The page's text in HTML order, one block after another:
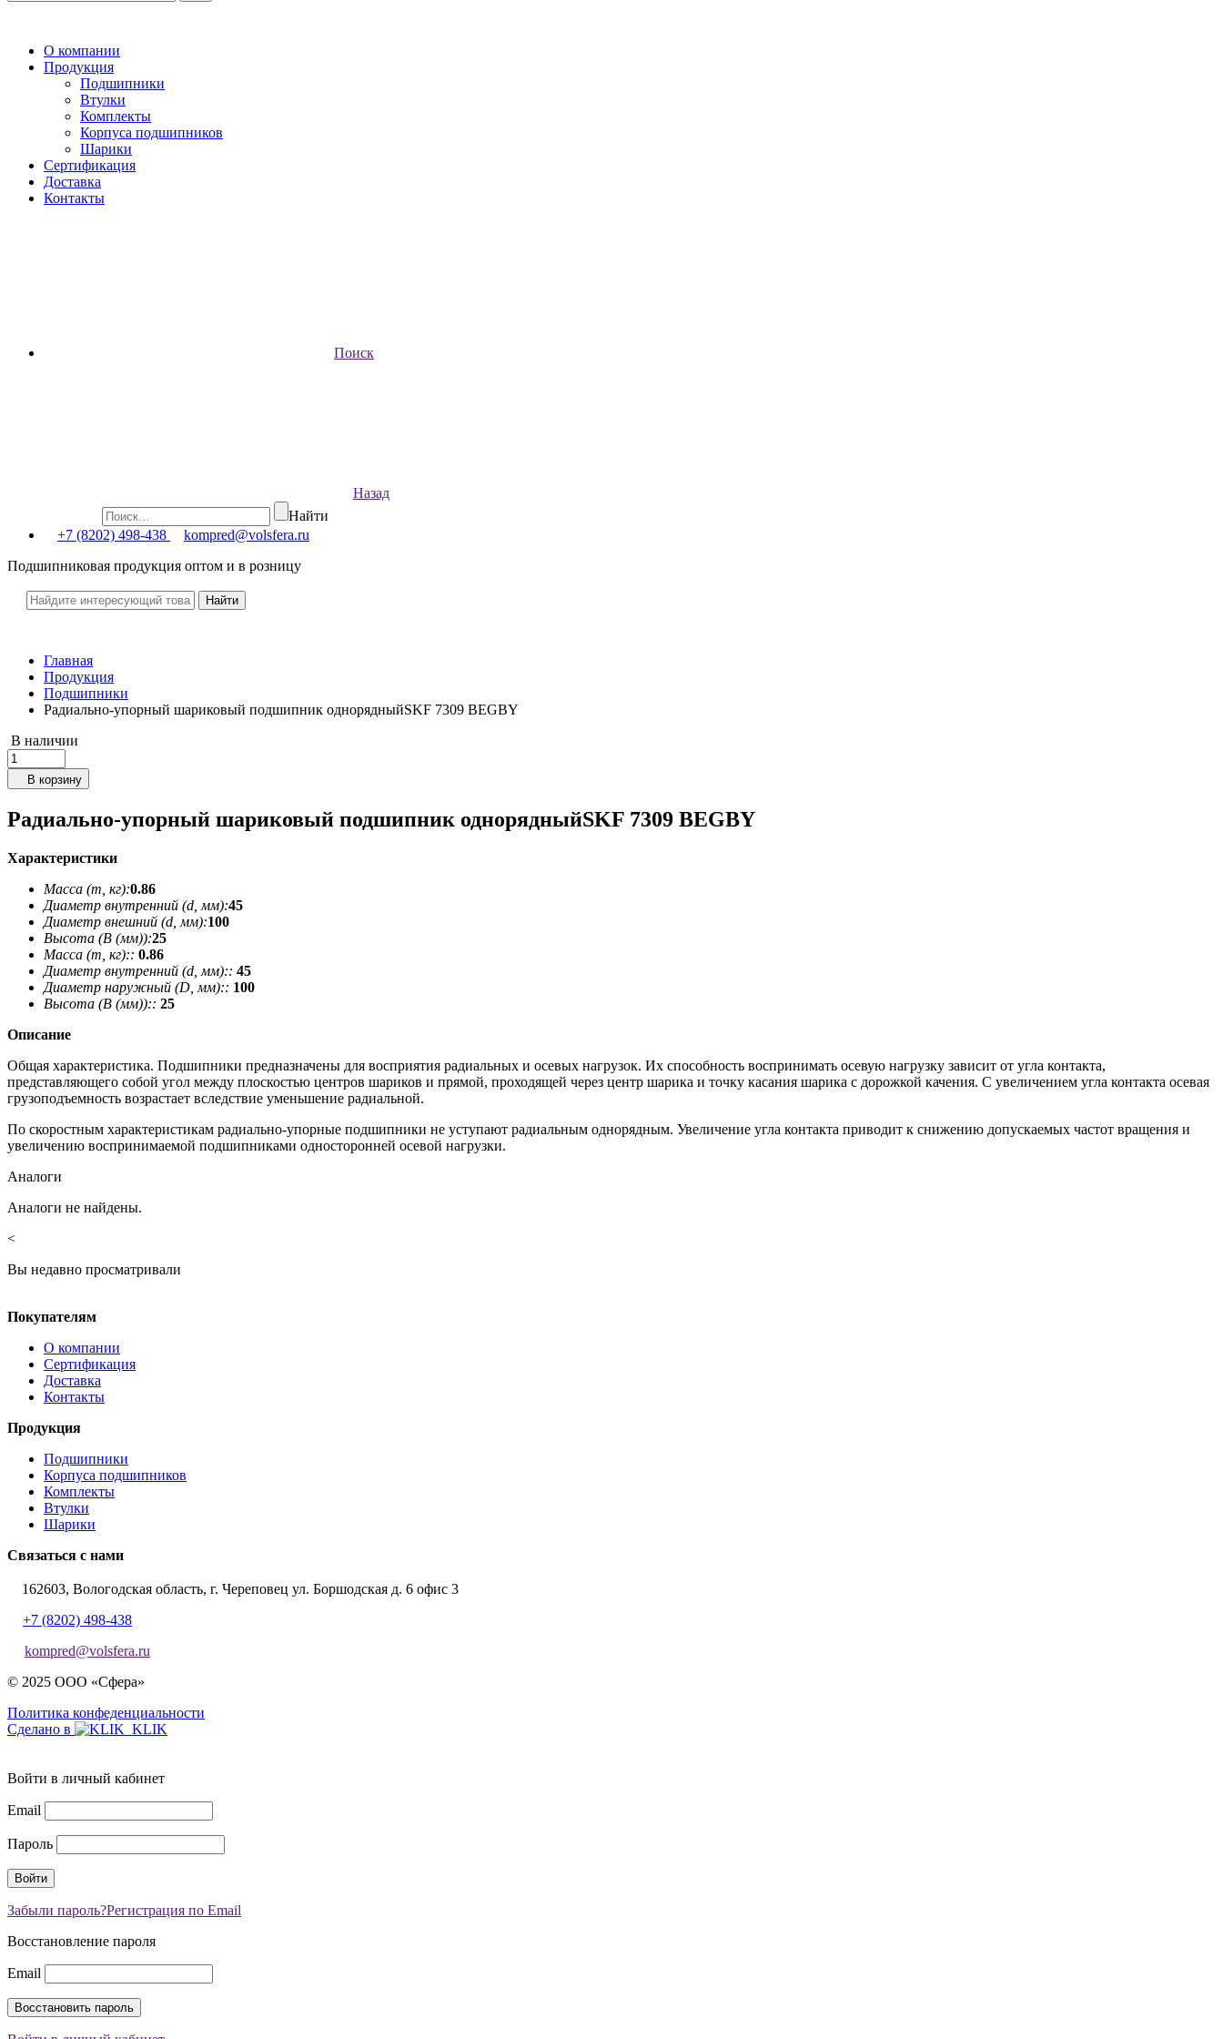
О компании
Продукция
Подшипники
Втулки
Комплекты
Корпуса подшипников
Шарики
Сертификация
Доставка
Контакты
Поиск
Назад
Найти
+7 (8202) 498-438
kompred@volsfera.ru
Подшипниковая продукция оптом и в розницу
Главная
Продукция
Подшипники
Радиально-упорный шариковый подшипник однорядныйSKF 7309 BEGBY
В наличии
В корзину
Радиально-упорный шариковый подшипник однорядныйSKF 7309 BEGBY
Характеристики
Масса (m, кг):0.86
Диаметр внутренний (d, мм):45
Диаметр внешний (d, мм):100
Высота (В (мм)):25
Масса (m, кг):: 0.86
Диаметр внутренний (d, мм):: 45
Диаметр наружный (D, мм):: 100
Высота (В (мм)):: 25
Описание
Общая характеристика. Подшипники предназначены для восприятия радиальных и осевых нагрузок. Их способность воспринимать осевую нагрузку зависит от угла контакта,
представляющего собой угол между плоскостью центров шариков и прямой, проходящей через центр шарика и точку касания шарика с дорожкой качения. С увеличением угла контакта осевая
грузоподъемность возрастает вследствие уменьшение радиальной.
По скоростным характеристикам радиально-упорные подшипники не уступают радиальным однорядным. Увеличение угла контакта приводит к снижению допускаемых частот вращения и
увеличению воспринимаемой подшипниками односторонней осевой нагрузки.
Аналоги
Аналоги не найдены.
<
Вы недавно просматривали
Покупателям
О компании
Сертификация
Доставка
Контакты
Продукция
Подшипники
Корпуса подшипников
Комплекты
Втулки
Шарики
Связаться с нами
162603, Вологодская область, г. Череповец ул. Боршодская д. 6 офис 3
+7 (8202) 498-438
kompred@volsfera.ru
© 2025 ООО «Сфера»
Политика конфеденциальности
Сделано в
Войти в личный кабинет
Email
Пароль
Забыли пароль?Регистрация по Email
Восстановление пароля
Email